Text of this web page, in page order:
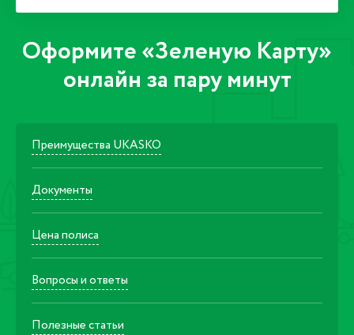
Оформите «Зеленую Карту»
онлайн за пару минут
Преимущества UKASKO
Документы
Цена полиса
Вопросы и ответы
Полезные статьи